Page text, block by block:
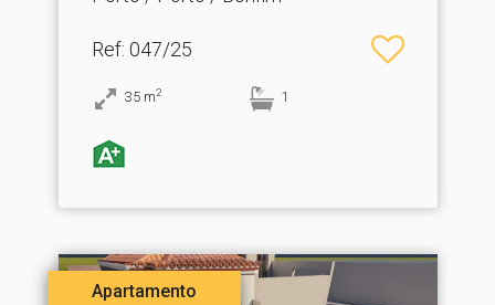
Ref: 047/25
35 m2 1
Apartamento